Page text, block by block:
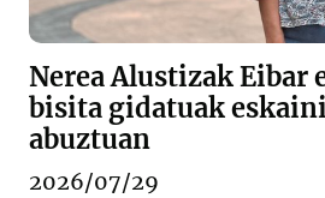
Nerea Alustizak Eibar
bisita gidatuak
abuztuan
2026/07/29